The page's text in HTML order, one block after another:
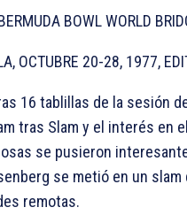
BOWL WORLD
OCTUBRE 20-28, 1977,
16 tablillas de la sesión
tras Slam y el interés en
se pusieron
se metió en un
remotas.